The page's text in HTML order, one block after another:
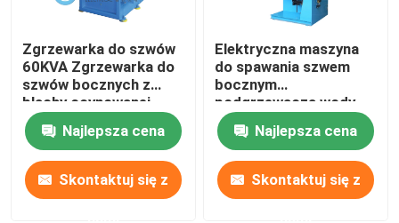
Zgrzewarka do szwów
60KVA Zgrzewarka do
szwów bocznych z
blachy ocynowanej
Najlepsza cena
Skontaktuj się z
Elektryczna maszyna
do spawania szwem
bocznym
podgrzewacza wody
16KVA
Najlepsza cena
Skontaktuj się z